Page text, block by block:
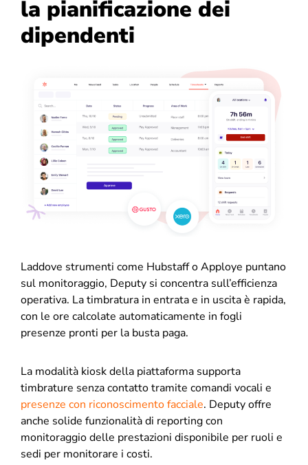
la pianificazione dei
dipendenti
Laddove strumenti come Hubstaff o Apploye puntano
sul monitoraggio, Deputy si concentra sull’efficienza
operativa. La timbratura in entrata e in uscita è rapida,
con le ore calcolate automaticamente in fogli
presenze pronti per la busta paga.
La modalità kiosk della piattaforma supporta
timbrature senza contatto tramite comandi vocali e
presenze con riconoscimento facciale. Deputy offre
anche solide funzionalità di reporting con
monitoraggio delle prestazioni disponibile per ruoli e
sedi per monitorare i costi.